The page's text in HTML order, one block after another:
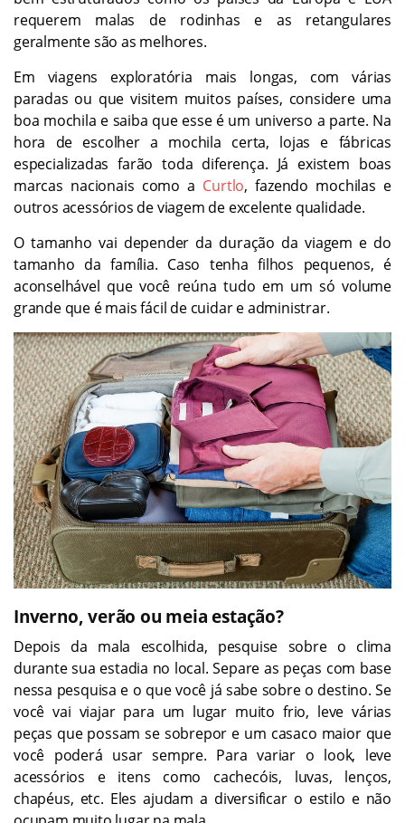
requerem malas de rodinhas e as retangulares
geralmente são as melhores.
Em viagens exploratória mais longas, com várias
paradas ou que visitem muitos países, considere uma
boa mochila e saiba que esse é um universo a parte. Na
hora de escolher a mochila certa, lojas e fábricas
especializadas farão toda diferença. Já existem boas
marcas nacionais como a Curtlo, fazendo mochilas e
outros acessórios de viagem de excelente qualidade.
O tamanho vai depender da duração da viagem e do
tamanho da família. Caso tenha filhos pequenos, é
aconselhável que você reúna tudo em um só volume
grande que é mais fácil de cuidar e administrar.
Inverno, verão ou meia estação?
Depois da mala escolhida, pesquise sobre o clima
durante sua estadia no local. Separe as peças com base
nessa pesquisa e o que você já sabe sobre o destino. Se
você vai viajar para um lugar muito frio, leve várias
peças que possam se sobrepor e um casaco maior que
você poderá usar sempre. Para variar o look, leve
acessórios e itens como cachecóis, luvas, lenços,
chapéus, etc. Eles ajudam a diversificar o estilo e não